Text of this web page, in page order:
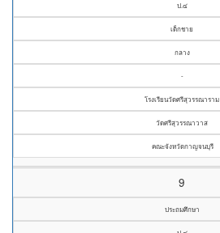
ป.๔
เด็กชาย
กลาง
-
โรงเรียนวัดศรีสุวรรณาราม
วัดศรีสุวรรณาวาส
คณะจังหวัดกาญจนบุรี
9
ประถมศึกษา